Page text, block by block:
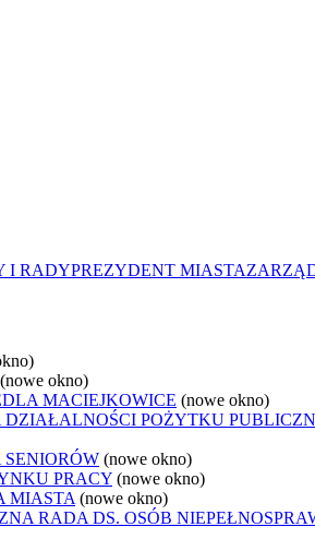
I RADYPREZYDENT MIASTA
(nowe okno)
MACIEJKOWICE (nowe okno)
POŻYTKU
(nowe okno)
PRACY (nowe okno)
MIASTA (nowe okno)
RADA DS. OSÓB